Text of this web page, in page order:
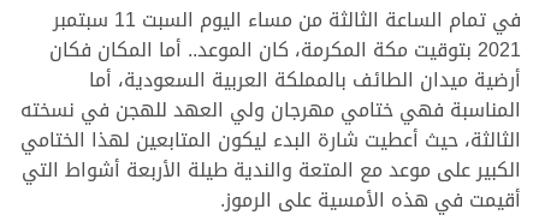
في تمام الساعة الثالثة من مساء اليوم السبت 11 سبتمبر
2021 بتوقيت مكة المكرمة، كان الموعد.. أما المكان فكان
أرضية ميدان الطائف بالمملكة العربية السعودية، أما
المناسبة فهي ختامي مهرجان ولي العهد للهجن في نسخته
الثالثة، حيث أعطيت شارة البدء ليكون المتابعين لهذا الختامي
الكبير على موعد مع المتعة والندية طيلة الأربعة أشواط التي
أقيمت في هذه الأمسية على الرموز.